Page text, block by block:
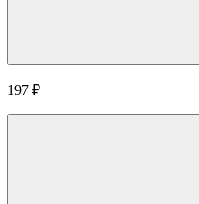
197 ₽